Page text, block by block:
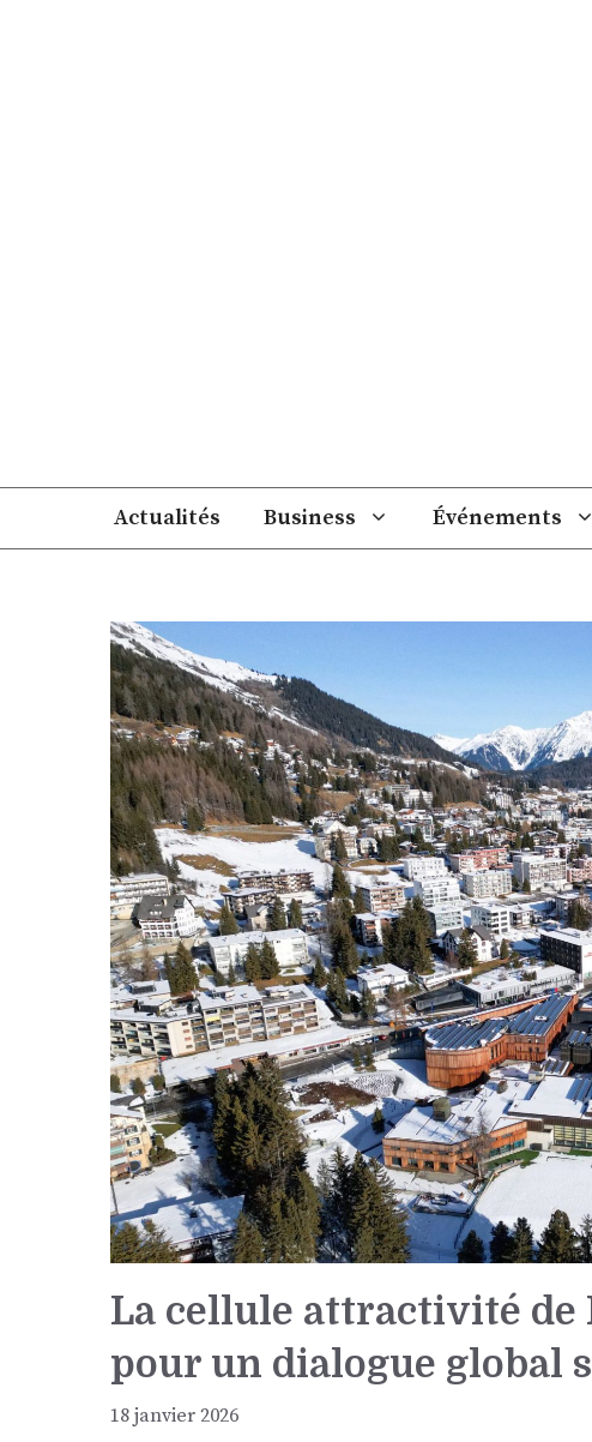
Actualités Business Événements
La cellule attractivité de
pour un dialogue global
18 janvier 2026